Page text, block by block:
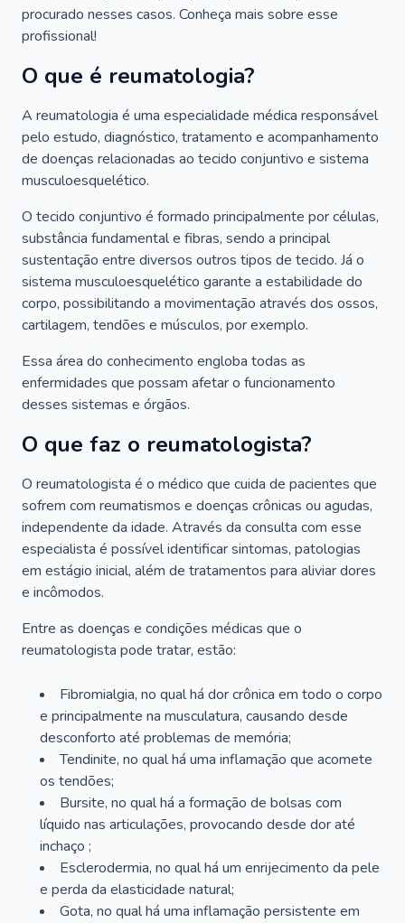
procurado nesses casos. Conheça mais sobre esse
profissional!
O que é reumatologia?
A reumatologia é uma especialidade médica responsável
pelo estudo, diagnóstico, tratamento e acompanhamento
de doenças relacionadas ao tecido conjuntivo e sistema
musculoesquelético.
O tecido conjuntivo é formado principalmente por células,
substância fundamental e fibras, sendo a principal
sustentação entre diversos outros tipos de tecido. Já o
sistema musculoesquelético garante a estabilidade do
corpo, possibilitando a movimentação através dos ossos,
cartilagem, tendões e músculos, por exemplo.
Essa área do conhecimento engloba todas as
enfermidades que possam afetar o funcionamento
desses sistemas e órgãos.
O que faz o reumatologista?
O reumatologista é o médico que cuida de pacientes que
sofrem com reumatismos e doenças crônicas ou agudas,
independente da idade. Através da consulta com esse
especialista é possível identificar sintomas, patologias
em estágio inicial, além de tratamentos para aliviar dores
e incômodos.
Entre as doenças e condições médicas que o
reumatologista pode tratar, estão:
Fibromialgia, no qual há dor crônica em todo o corpo
e principalmente na musculatura, causando desde
desconforto até problemas de memória;
Tendinite, no qual há uma inflamação que acomete
os tendões;
Bursite, no qual há a formação de bolsas com
líquido nas articulações, provocando desde dor até
inchaço ;
Esclerodermia, no qual há um enrijecimento da pele
e perda da elasticidade natural;
Gota, no qual há uma inflamação persistente em